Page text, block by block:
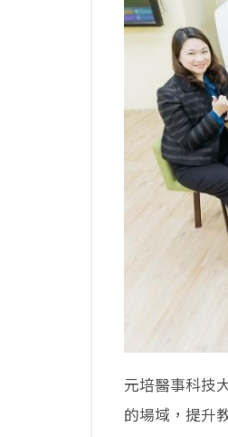
元培醫事科技
的場域，提升